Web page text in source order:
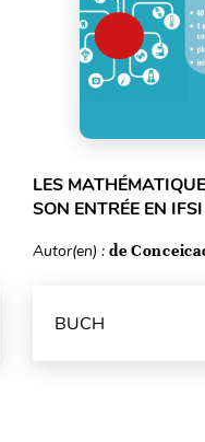
LES
SON ENTRÉE EN IFSI
Autor(en) : de
BUCH